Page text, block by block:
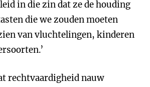
in die zin dat ze de houding
die we zouden moeten
van vluchtelingen, kinderen
rechtvaardigheid nauw